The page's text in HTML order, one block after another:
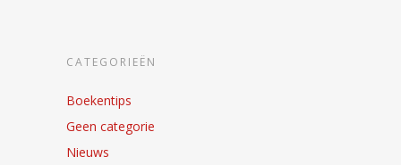
CATEGORIEËN
Boekentips
Geen categorie
Nieuws